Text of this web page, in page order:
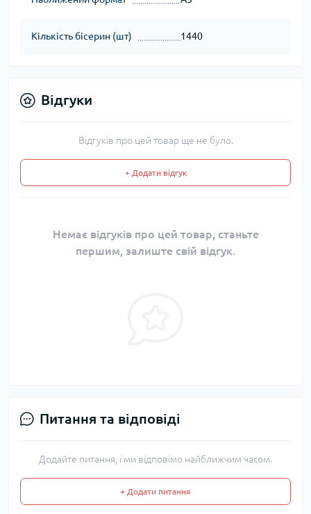
Кількість бісерин (шт) 1440
Відгуки
Відгуків про цей товар ще не було.
+ Додати відгук
Немає відгуків про цей товар, станьте
першим, залиште свій відгук.
Питання та відповіді
Додайте питання, і ми відповімо найближчим часом.
+ Додати питання